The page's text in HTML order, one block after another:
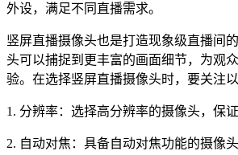
外设，满足不同直播需求。
竖屏直播摄像头也是打造现象级直播间
头可以捕捉到更丰富的画面细节，为观
验。在选择竖屏直播摄像头时，要关注以
1. 分辨率：选择高分辨率的摄像头，保
2. 自动对焦：具备自动对焦功能的摄像